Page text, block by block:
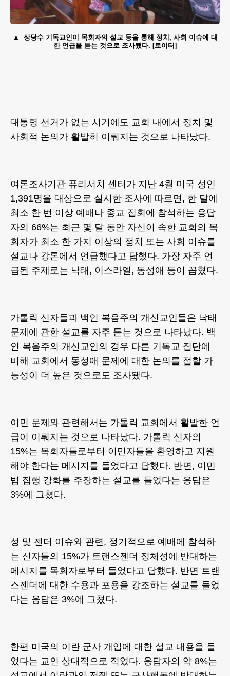
상당수 기독교인이 목회자의 설교 등을 통해 정치, 사회 이슈에 대
한 언급을 듣는 것으로 조사됐다. [로이터]
대통령 선거가 없는 시기에도 교회 내에서 정치 및
사회적 논의가 활발히 이뤄지는 것으로 나타났다.
여론조사기관 퓨리서치 센터가 지난 4월 미국 성인
1,391명을 대상으로 실시한 조사에 따르면, 한 달에
최소 한 번 이상 예배나 종교 집회에 참석하는 응답
자의 66%는 최근 몇 달 동안 자신이 속한 교회의 목
회자가 최소 한 가지 이상의 정치 또는 사회 이슈를
설교나 강론에서 언급했다고 답했다. 가장 자주 언
급된 주제로는 낙태, 이스라엘, 동성애 등이 꼽혔다.
가톨릭 신자들과 백인 복음주의 개신교인들은 낙태
문제에 관한 설교를 자주 듣는 것으로 나타났다. 백
인 복음주의 개신교인의 경우 다른 기독교 집단에
비해 교회에서 동성애 문제에 대한 논의를 접할 가
능성이 더 높은 것으로도 조사됐다.
이민 문제와 관련해서는 가톨릭 교회에서 활발한 언
급이 이뤄지는 것으로 나타났다. 가톨릭 신자의
15%는 목회자들로부터 이민자들을 환영하고 지원
해야 한다는 메시지를 들었다고 답했다. 반면, 이민
법 집행 강화를 주장하는 설교를 들었다는 응답은
3%에 그쳤다.
성 및 젠더 이슈와 관련, 정기적으로 예배에 참석하
는 신자들의 15%가 트랜스젠더 정체성에 반대하는
메시지를 목회자로부터 들었다고 답했다. 반면 트랜
스젠더에 대한 수용과 포용을 강조하는 설교를 들었
다는 응답은 3%에 그쳤다.
한편 미국의 이란 군사 개입에 대한 설교 내용을 들
었다는 교인 상대적으로 적었다. 응답자의 약 8%는